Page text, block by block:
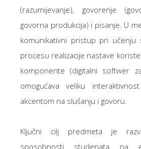
(razumijevanje), govorenje
govorna produkcija) i pisanje. U
komunikativni pristup pri učenju
procesu realizacije nastave
komponente (digitalni softwer
omogućava veliku
akcentom na slušanju i govoru.
Ključni cilj predmeta je
sposobnosti studenata na